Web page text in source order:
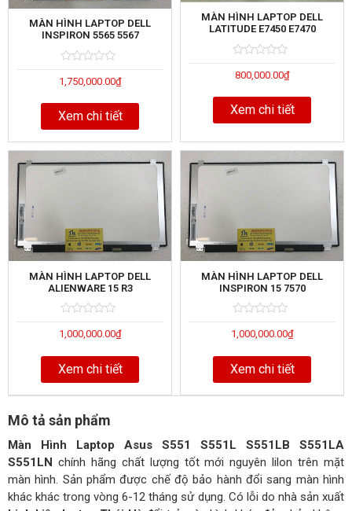
MÀN HÌNH LAPTOP DELL
INSPIRON 5565 5567
0
of
1,750,000.00₫
Xem chi tiết
MÀN HÌNH LAPTOP DELL
LATITUDE E7450 E7470
0
of
800,000.00₫
Xem chi tiết
MÀN HÌNH LAPTOP DELL
ALIENWARE 15 R3
0
of
1,000,000.00₫
Xem chi tiết
MÀN HÌNH LAPTOP DELL
INSPIRON 15 7570
0
of
1,000,000.00₫
Xem chi tiết
Mô tả sản phẩm
Màn Hình Laptop Asus S551 S551L S551LB S551LA
S551LN chính hãng chất lượng tốt mới nguyên lilon trên mặt
màn hình. Sản phẩm được chế độ bảo hành đổi sang màn hình
khác khác trong vòng 6-12 tháng sử dụng. Có lỗi do nhà sản xuất